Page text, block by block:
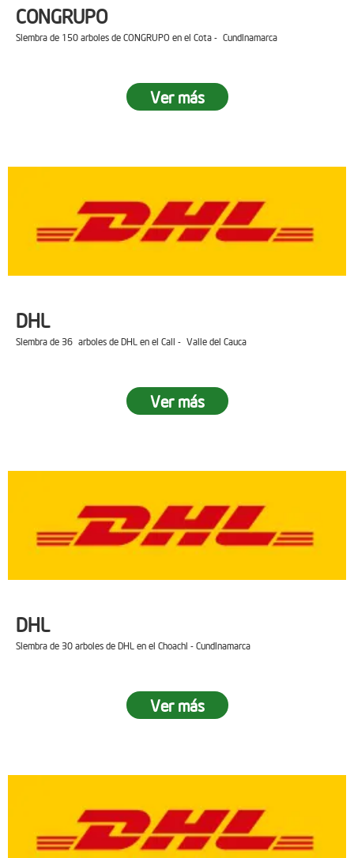
CONGRUPO
Siembra de 150 arboles de CONGRUPO en el Cota - Cundinamarca
Ver más
DHL
Siembra de 36 arboles de DHL en el Cali - Valle del Cauca
Ver más
DHL
Siembra de 30 arboles de DHL en el Choachi - Cundinamarca
Ver más